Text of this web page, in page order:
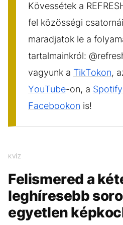
Kövessétek a
fel közösségi
maradjatok le a
tartalmainkról:
vagyunk a TikTokon,
YouTube-on, a
Facebookon is!
KVÍZ
Felismered a
leghíresebb
egyetlen